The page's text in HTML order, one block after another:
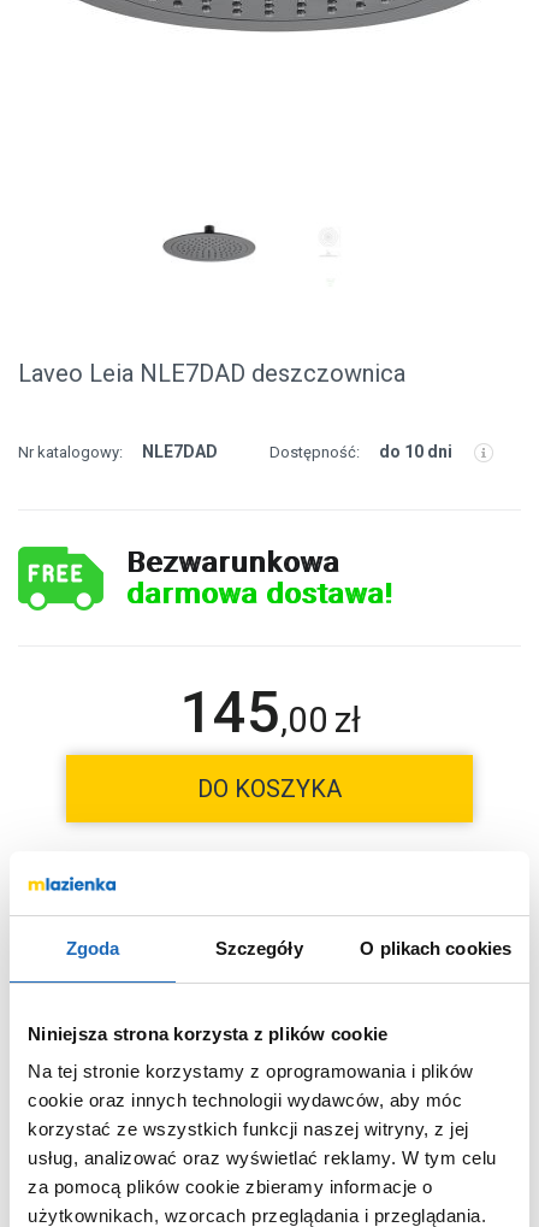
Zgoda Szczegóły O plikach cookies
Niniejsza strona korzysta z plików cookie
Na tej stronie korzystamy z oprogramowania i plików
cookie oraz innych technologii wydawców, aby móc
korzystać ze wszystkich funkcji naszej witryny, z jej
usług, analizować oraz wyświetlać reklamy. W tym celu
za pomocą plików cookie zbieramy informacje o
użytkownikach, wzorcach przeglądania i przeglądania.
Laveo Leia NLE7DAD deszczownica
Nr katalogowy: NLE7DAD Dostępność: do 10 dni
Bezwarunkowa
darmowa dostawa!
145,00 zł
DO KOSZYKA
Wybierz wariant:
czarny
OPIS PRODUKTU